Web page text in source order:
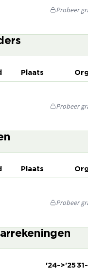
Probeer
Plaats
Probeer
Plaats
Probeer
'24->'25